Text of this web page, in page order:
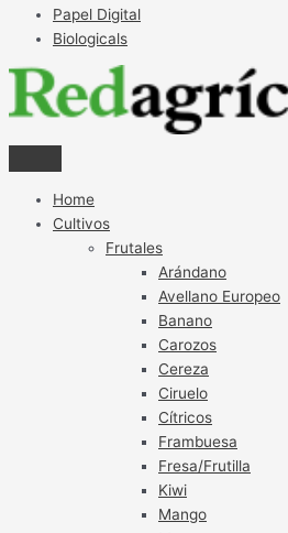
Papel Digital
Biologicals
Home
Cultivos
Frutales
Arándano
Avellano Europeo
Banano
Carozos
Cereza
Ciruelo
Cítricos
Frambuesa
Fresa/Frutilla
Kiwi
Mango